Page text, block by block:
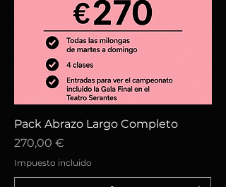
Pack Abrazo Largo Completo
Precio
270,00 €
Impuesto incluido